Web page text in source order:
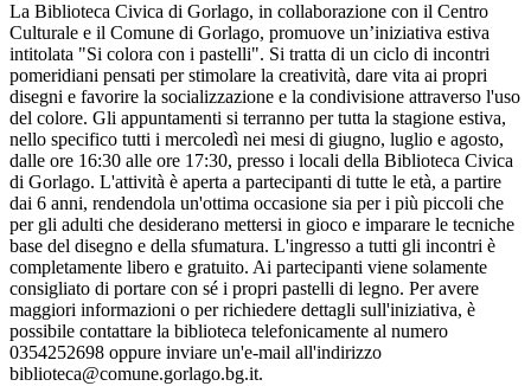
La Biblioteca Civica di Gorlago, in collaborazione con il Centro
Culturale e il Comune di Gorlago, promuove un’iniziativa estiva
intitolata "Si colora con i pastelli". Si tratta di un ciclo di incontri
pomeridiani pensati per stimolare la creatività, dare vita ai propri
disegni e favorire la socializzazione e la condivisione attraverso l'uso
del colore. Gli appuntamenti si terranno per tutta la stagione estiva,
nello specifico tutti i mercoledì nei mesi di giugno, luglio e agosto,
dalle ore 16:30 alle ore 17:30, presso i locali della Biblioteca Civica
di Gorlago. L'attività è aperta a partecipanti di tutte le età, a partire
dai 6 anni, rendendola un'ottima occasione sia per i più piccoli che
per gli adulti che desiderano mettersi in gioco e imparare le tecniche
base del disegno e della sfumatura. L'ingresso a tutti gli incontri è
completamente libero e gratuito. Ai partecipanti viene solamente
consigliato di portare con sé i propri pastelli di legno. Per avere
maggiori informazioni o per richiedere dettagli sull'iniziativa, è
possibile contattare la biblioteca telefonicamente al numero
0354252698 oppure inviare un'e-mail all'indirizzo
biblioteca@comune.gorlago.bg.it.